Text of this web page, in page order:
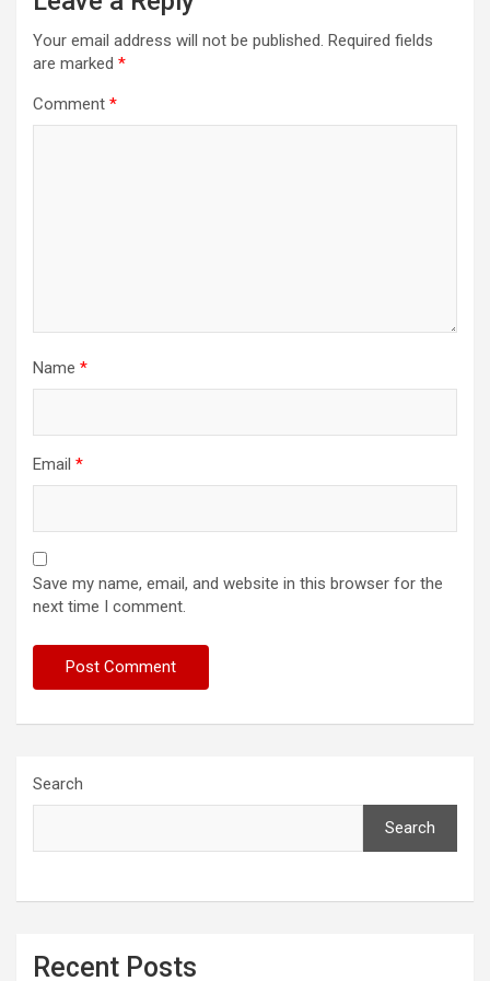
Your email address will not be published. Required fields
are marked *
Comment *
Name *
Email *
Save my name, email, and website in this browser for the
next time I comment.
Search
Search
Recent Posts